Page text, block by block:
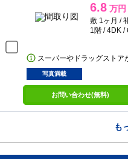
6.8 万円
敷 1ヶ月 /
1階 / 4DK /
スーパーやドラッグストア
写真満載
お問い合わせ(無料)
も